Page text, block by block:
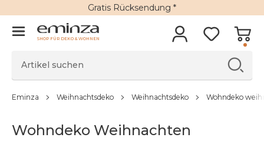
Gratis Rücksendung *
SHOP FÜR DEKO & WOHNEN
Eminza Weihnachtsdeko Weihnachtsdeko Wohndeko
Wohndeko Weihnachten